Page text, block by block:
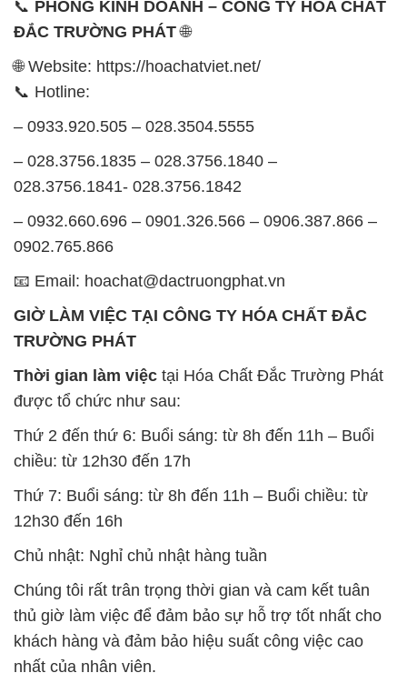
📞 PHÒNG KINH DOANH – CÔNG TY HÓA CHẤT
ĐẮC TRƯỜNG PHÁT🌐
🌐 Website: https://hoachatviet.net/
📞 Hotline:
– 0933.920.505 – 028.3504.5555
– 028.3756.1835 – 028.3756.1840 –
028.3756.1841- 028.3756.1842
– 0932.660.696 – 0901.326.566 – 0906.387.866 –
0902.765.866
📧 Email: hoachat@dactruongphat.vn
GIỜ LÀM VIỆC TẠI CÔNG TY HÓA CHẤT ĐẮC
TRƯỜNG PHÁT
Thời gian làm việc tại Hóa Chất Đắc Trường Phát
được tổ chức như sau:
Thứ 2 đến thứ 6: Buổi sáng: từ 8h đến 11h – Buổi
chiều: từ 12h30 đến 17h
Thứ 7: Buổi sáng: từ 8h đến 11h – Buổi chiều: từ
12h30 đến 16h
Chủ nhật: Nghỉ chủ nhật hàng tuần
Chúng tôi rất trân trọng thời gian và cam kết tuân
thủ giờ làm việc để đảm bảo sự hỗ trợ tốt nhất cho
khách hàng và đảm bảo hiệu suất công việc cao
nhất của nhân viên.